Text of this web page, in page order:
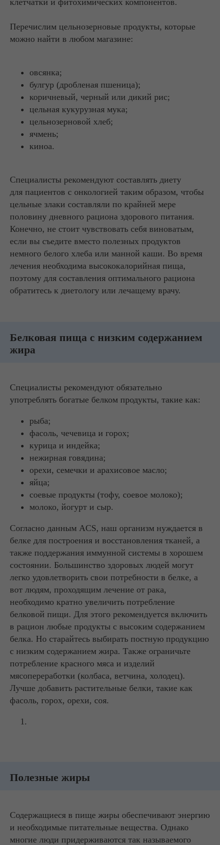
клетчатки и фитохимических компонентов.
Перечислим цельнозерновые продукты, которые
можно найти в любом магазине:
овсянка;
булгур (дробленая пшеница);
коричневый, черный или дикий рис;
цельная кукурузная мука;
цельнозерновой хлеб;
ячмень;
киноа.
Специалисты рекомендуют составлять диету
для пациентов с онкологией таким образом, чтобы
цельные злаки составляли по крайней мере
половину дневного рациона здорового питания.
Конечно, не стоит чувствовать себя виноватым,
если вы съедите вместо полезных продуктов
немного белого хлеба или манной каши. Во время
лечения необходима высококалорийная пища,
поэтому для составления оптимального рациона
обратитесь к диетологу или лечащему врачу.
Белковая пища с низким содержанием
жира
Специалисты рекомендуют обязательно
употреблять богатые белком продукты, такие как:
рыба;
фасоль, чечевица и горох;
курица и индейка;
нежирная говядина;
орехи, семечки и арахисовое масло;
яйца;
соевые продукты (тофу, соевое молоко);
молоко, йогурт и сыр.
Согласно данным ACS, наш организм нуждается в
белке для построения и восстановления тканей, а
также поддержания иммунной системы в хорошем
состоянии. Большинство здоровых людей могут
легко удовлетворить свои потребности в белке, а
вот людям, проходящим лечение от рака,
необходимо кратно увеличить потребление
белковой пищи. Для этого рекомендуется включить
в рацион любые продукты с высоким содержанием
белка. Но старайтесь выбирать постную продукцию
с низким содержанием жира. Также ограничьте
потребление красного мяса и изделий
мясопереработки (колбаса, ветчина, холодец).
Лучше добавить растительные белки, такие как
фасоль, горох, орехи, соя.
Полезные жиры
Содержащиеся в пище жиры обеспечивают энергию
и необходимые питательные вещества. Однако
многие люди придерживаются так называемого